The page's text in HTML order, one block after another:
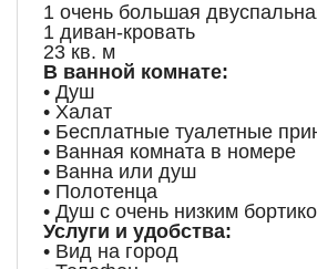
1 очень большая
1 диван-кровать
23 кв. м
В ванной комнате:
• Душ
• Халат
• Бесплатные туалетные
• Ванная комната в номере
• Ванна или душ
• Полотенца
• Душ с очень низким
Услуги и удобства:
• Вид на город